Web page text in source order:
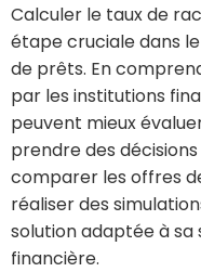
Calculer le taux de
étape cruciale dans
de prêts. En
par les institutions
peuvent mieux
prendre des
comparer les offres
réaliser des
solution adaptée à
financière.